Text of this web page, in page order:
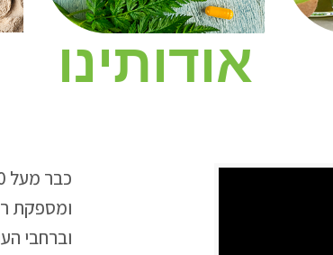
אודותינו
ומספקת
וברחבי